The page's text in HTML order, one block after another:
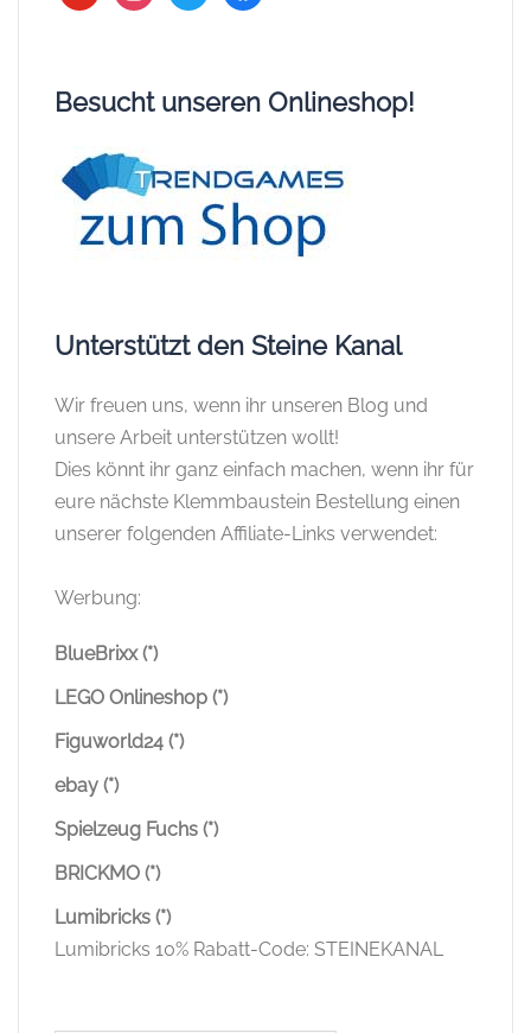
Besucht unseren Onlineshop!
Unterstützt den Steine Kanal
Wir freuen uns, wenn ihr unseren Blog und
unsere Arbeit unterstützen wollt!
Dies könnt ihr ganz einfach machen, wenn ihr für
eure nächste Klemmbaustein Bestellung einen
unserer folgenden Affiliate-Links verwendet:
Werbung:
BlueBrixx (*)
LEGO Onlineshop (*)
Figuworld24 (*)
ebay (*)
Spielzeug Fuchs (*)
BRICKMO (*)
Lumibricks (*)
Lumibricks 10% Rabatt-Code: STEINEKANAL